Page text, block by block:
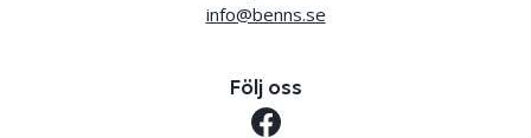
info@benns.se
Följ oss